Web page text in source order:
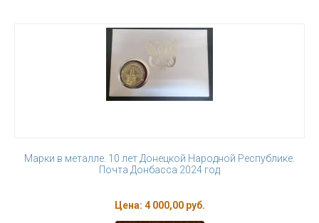
Марки в металле. 10 лет Донецкой Народной Республике.
Почта Донбасса 2024 год
Цена: 4 000,00 руб.